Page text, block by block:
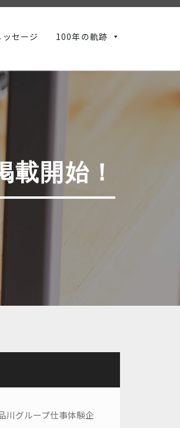
ッセージ 100年の軌跡
開始！
川グループ仕事体験企